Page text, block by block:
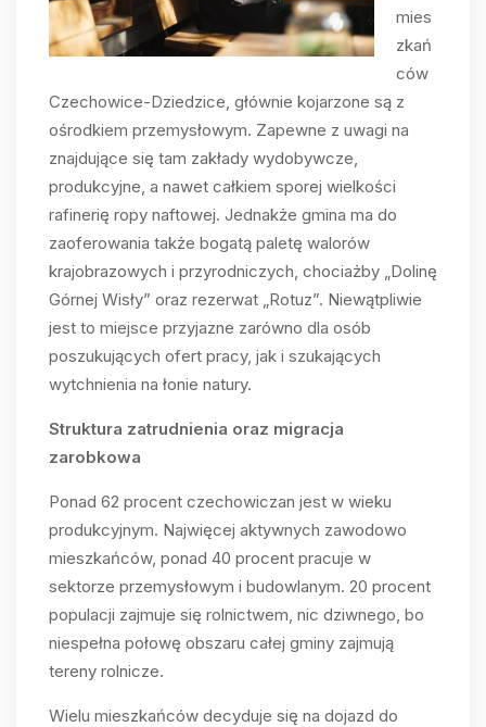
mies
zkań
ców
Czechowice-Dziedzice, głównie kojarzone są z
ośrodkiem przemysłowym. Zapewne z uwagi na
znajdujące się tam zakłady wydobywcze,
produkcyjne, a nawet całkiem sporej wielkości
rafinerię ropy naftowej. Jednakże gmina ma do
zaoferowania także bogatą paletę walorów
krajobrazowych i przyrodniczych, chociażby „Dolinę
Górnej Wisły” oraz rezerwat „Rotuz”. Niewątpliwie
jest to miejsce przyjazne zarówno dla osób
poszukujących ofert pracy, jak i szukających
wytchnienia na łonie natury.
Struktura zatrudnienia oraz migracja
zarobkowa
Ponad 62 procent czechowiczan jest w wieku
produkcyjnym. Najwięcej aktywnych zawodowo
mieszkańców, ponad 40 procent pracuje w
sektorze przemysłowym i budowlanym. 20 procent
populacji zajmuje się rolnictwem, nic dziwnego, bo
niespełna połowę obszaru całej gminy zajmują
tereny rolnicze.
Wielu mieszkańców decyduje się na dojazd do